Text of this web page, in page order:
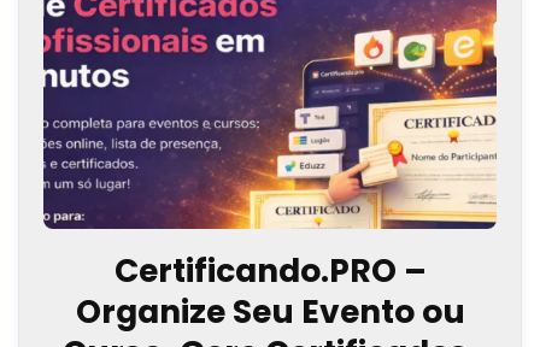
Certificando.PRO –
Organize Seu Evento ou